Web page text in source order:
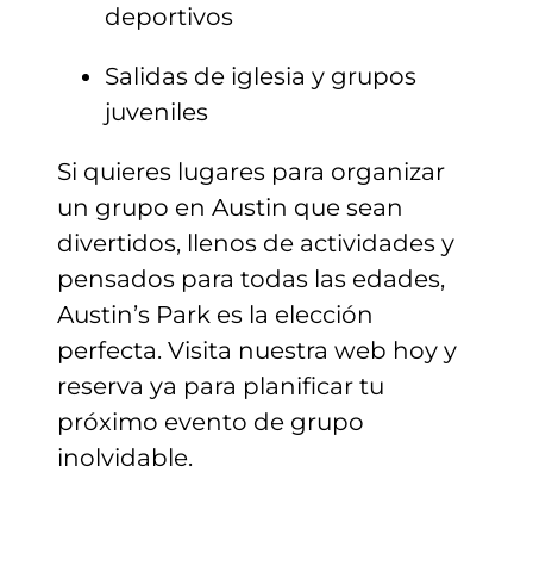
deportivos
Salidas de iglesia y grupos
juveniles
Si quieres lugares para organizar
un grupo en Austin que sean
divertidos, llenos de actividades y
pensados para todas las edades,
Austin’s Park es la elección
perfecta. Visita nuestra web hoy y
reserva ya para planificar tu
próximo evento de grupo
inolvidable.